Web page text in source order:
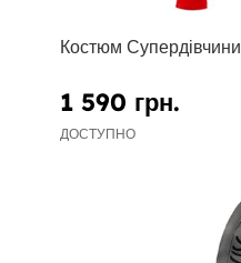
Костюм Супердівчини
1 590 грн.
ДОСТУПНО